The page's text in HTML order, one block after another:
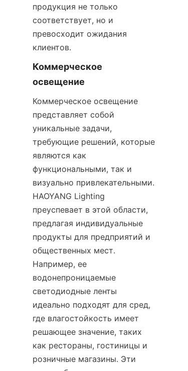
продукция не только
соответствует, но и
превосходит ожидания
клиентов.
Коммерческое
освещение
Коммерческое освещение
представляет собой
уникальные задачи,
требующие решений, которые
являются как
функциональными, так и
визуально привлекательными.
HAOYANG Lighting
преуспевает в этой области,
предлагая индивидуальные
продукты для предприятий и
общественных мест.
Например, ее
водонепроницаемые
светодиодные ленты
идеально подходят для сред,
где влагостойкость имеет
решающее значение, таких
как рестораны, гостиницы и
розничные магазины. Эти